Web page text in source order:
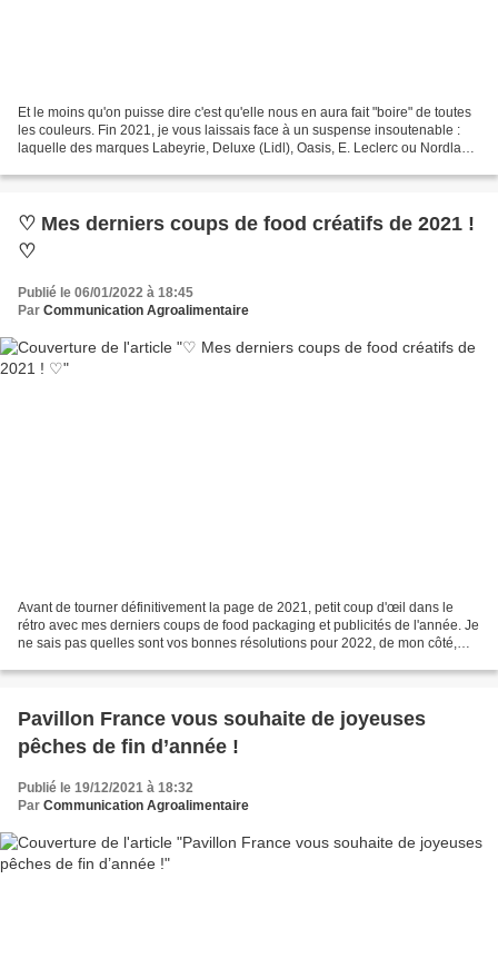
Et le moins qu'on puisse dire c'est qu'elle nous en aura fait "boire" de toutes
les couleurs. Fin 2021, je vous laissais face à un suspense insoutenable :
laquelle des marques Labeyrie, Deluxe (Lidl), Oasis, E. Leclerc ou Nordland
♡ Mes derniers coups de food créatifs de 2021 !
♡
Publié le 06/01/2022 à 18:45
Par Communication Agroalimentaire
Avant de tourner définitivement la page de 2021, petit coup d'œil dans le
rétro avec mes derniers coups de food packaging et publicités de l'année. Je
ne sais pas quelles sont vos bonnes résolutions pour 2022, de mon côté,
Pavillon France vous souhaite de joyeuses
pêches de fin d’année !
Publié le 19/12/2021 à 18:32
Par Communication Agroalimentaire